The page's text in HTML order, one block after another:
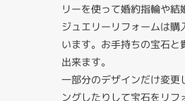
リーを使って婚約指輪や結
ジュエリーリフォームは
います。お手持ちの宝石
出来ます。
一部分のデザインだけ変更
ングしたりして宝石をリ